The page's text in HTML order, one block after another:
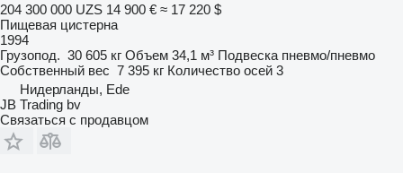
204 300 000 UZS 14 900 € ≈ 17 220 $
Пищевая цистерна
1994
Грузопод. 30 605 кг Объем 34,1 м³ Подвеска пневмо/пневмо
Собственный вес 7 395 кг Количество осей 3
Нидерланды, Ede
JB Trading bv
Связаться с продавцом